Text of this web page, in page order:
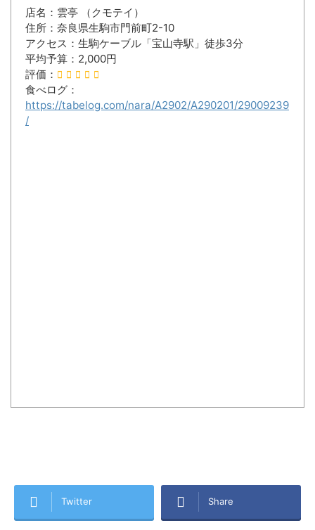
店名：雲亭 （クモテイ）
住所：奈良県生駒市門前町2-10
アクセス：生駒ケーブル「宝山寺駅」徒歩3分
平均予算：2,000円
評価：
食べログ：
https://tabelog.com/nara/A2902/A290201/29009239
/
Twitter Share